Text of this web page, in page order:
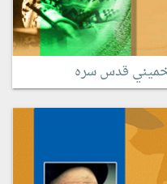
قدس سره